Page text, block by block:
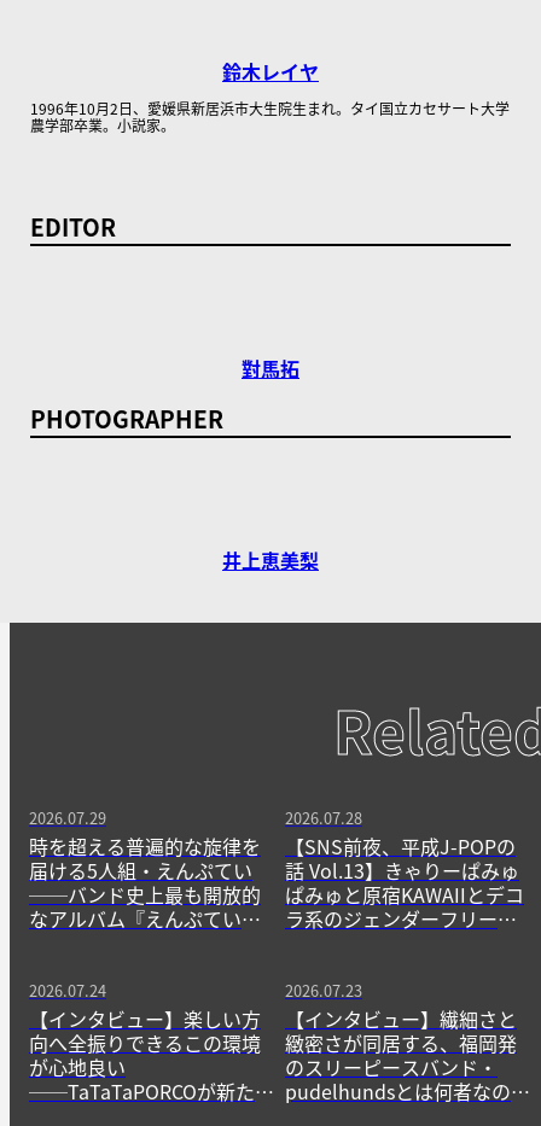
鈴木レイヤ
1996年10月2日、愛媛県新居浜市大生院生まれ。タイ国立カセサート大学
農学部卒業。小説家。
EDITOR
對馬拓
PHOTOGRAPHER
井上恵美梨
2026.07.29
時を超える普遍的な旋律を
届ける5人組・えんぷてい
──バンド史上最も開放的
なアルバム『えんぷてい』
2026.07.28
【SNS前夜、平成J-POPの
話 Vol.13】きゃりーぱみゅ
ぱみゅと原宿KAWAIIとデコ
ラ系のジェンダーフリーな
2026.07.24
【インタビュー】楽しい方
向へ全振りできるこの環境
が心地良い
──TaTaTaPORCOが新たに
2026.07.23
【インタビュー】繊細さと
緻密さが同居する、福岡発
のスリーピースバンド・
pudelhundsとは何者なの